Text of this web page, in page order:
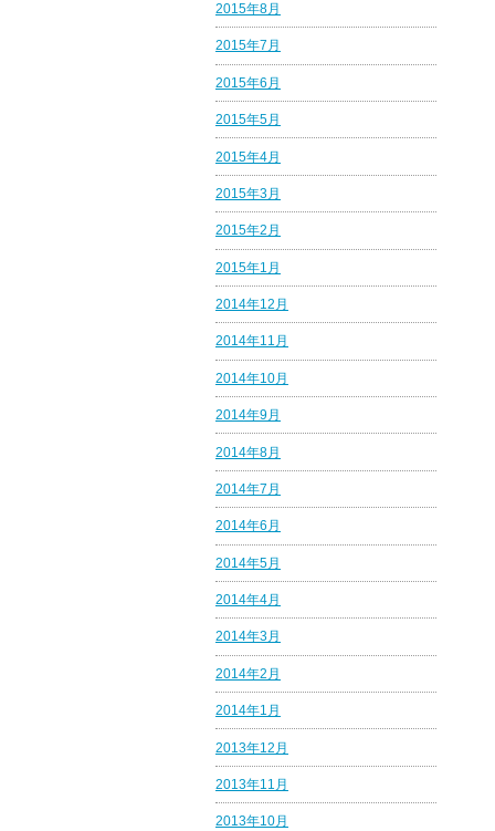
2015年8月
2015年7月
2015年6月
2015年5月
2015年4月
2015年3月
2015年2月
2015年1月
2014年12月
2014年11月
2014年10月
2014年9月
2014年8月
2014年7月
2014年6月
2014年5月
2014年4月
2014年3月
2014年2月
2014年1月
2013年12月
2013年11月
2013年10月